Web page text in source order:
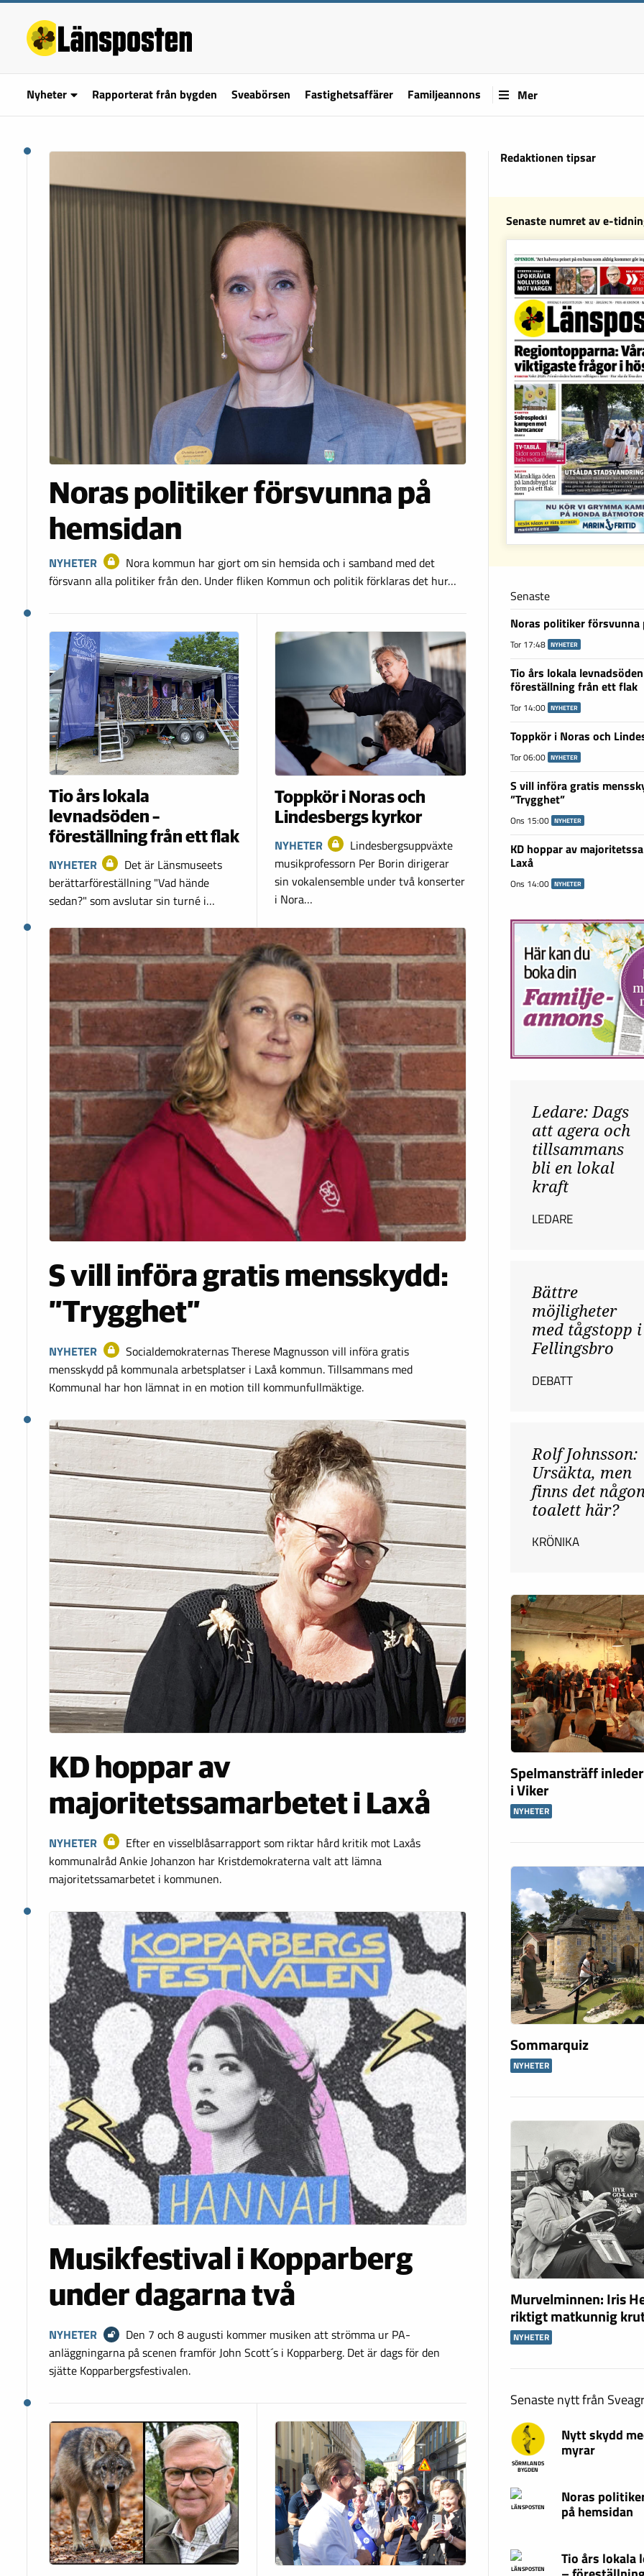
Nyheter Rapporterat från bygden Sveabörsen Fastighetsaffärer Familjeannons Mer
Noras politiker försvunna på
hemsidan
NYHETER
Nora kommun har gjort om sin hemsida och i samband med det
försvann alla politiker från den. Under fliken Kommun och politik förklaras det hur…
Tio års lokala
levnadsöden –
föreställning från ett flak
NYHETER
Det är Länsmuseets
berättarföreställning "Vad hände
sedan?" som avslutar sin turné i…
Toppkör i Noras och
Lindesbergs kyrkor
NYHETER
Lindesbergsuppväxte
musikprofessorn Per Borin dirigerar
sin vokalensemble under två konserter
i Nora…
S vill införa gratis mensskydd:
”Trygghet”
NYHETER
Socialdemokraternas Therese Magnusson vill införa gratis
mensskydd på kommunala arbetsplatser i Laxå kommun. Tillsammans med
Kommunal har hon lämnat in en motion till kommunfullmäktige.
KD hoppar av
majoritetssamarbetet i Laxå
NYHETER
Efter en visselblåsarrapport som riktar hård kritik mot Laxås
kommunalråd Ankie Johanzon har Kristdemokraterna valt att lämna
majoritetssamarbetet i kommunen.
Musikfestival i Kopparberg
under dagarna två
NYHETER
Den 7 och 8 augusti kommer musiken att strömma ur PA-
anläggningarna på scenen framför John Scott´s i Kopparberg. Det är dags för den
sjätte Kopparbergsfestivalen.
Redaktionen tipsar
Senaste numret av e-
Senaste
Noras politiker försvunna
Tor 17:48 NYHETER
Tio års lokala
föreställning från ett flak
Tor 14:00 NYHETER
Toppkör i Noras och
Tor 06:00 NYHETER
S vill införa gratis
”Trygghet”
Ons 15:00 NYHETER
KD hoppar av
Laxå
Ons 14:00 NYHETER
Ledare: Dags
att agera och
tillsammans
bli en lokal
kraft
LEDARE
Bättre
möjligheter
med tågstopp i
Fellingsbro
DEBATT
Rolf Johnsson:
Ursäkta, men
finns det
toalett här?
KRÖNIKA
Spelmansträff
i Viker
NYHETER
Sommarquiz
NYHETER
Murvelminnen: Iris
riktigt matkunnig
NYHETER
Senaste nytt från
SÖRMLANDS
BYGDEN
Nytt skydd
myrar
LÄNSPOSTEN
Noras
på hemsidan
LÄNSPOSTEN
Tio års lokala